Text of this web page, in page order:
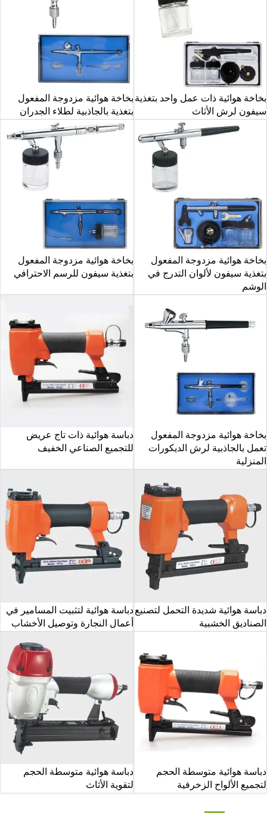
بخاخة هوائية ذات عمل واحد بتغذية
سيفون لرش الأثاث
بخاخة هوائية مزدوجة المفعول
بتغذية بالجاذبية لطلاء الجدران
بخاخة هوائية مزدوجة المفعول
بتغذية سيفون لألوان التدرج في
الوشم
بخاخة هوائية مزدوجة المفعول
بتغذية سيفون للرسم الاحترافي
بخاخة هوائية مزدوجة المفعول
تعمل بالجاذبية لرش الديكورات
المنزلية
دباسة هوائية ذات تاج عريض
للتجميع الصناعي الخفيف
دباسة هوائية شديدة التحمل لتصنيع
الصناديق الخشبية
دباسة هوائية لتثبيت المسامير في
أعمال النجارة وتوصيل الأخشاب
دباسة هوائية متوسطة الحجم
لتجميع الألواح الزخرفية
دباسة هوائية متوسطة الحجم
لتقوية الأثاث